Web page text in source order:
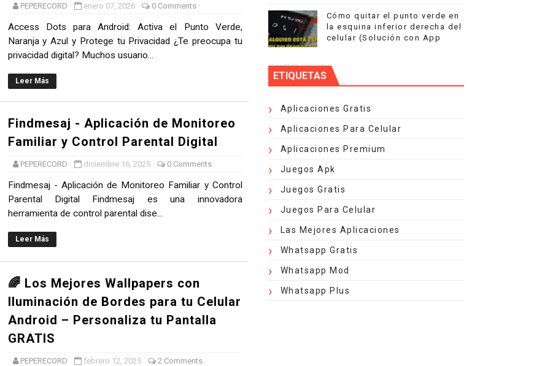
para Android 2026 – ¡Con Mod Menú y Dinero Ilimitado!
de WhatsApp: Privacidad y Herramientas para Empresas
tu Celular Transparente en Android 🚀✨
chatear)
PEPERECORD enero 07, 2026 0 Comments
Access Dots para Android: Activa el Punto Verde,
Naranja y Azul y Protege tu Privacidad ¿Te preocupa tu
privacidad digital? Muchos usuario...
Leer Más
Findmesaj - Aplicación de Monitoreo
Familiar y Control Parental Digital
PEPERECORD diciembre 16, 2025 0 Comments
Findmesaj - Aplicación de Monitoreo Familiar y Control
Parental Digital Findmesaj es una innovadora
herramienta de control parental dise...
Leer Más
🌈 Los Mejores Wallpapers con
Iluminación de Bordes para tu Celular
Android – Personaliza tu Pantalla
GRATIS
PEPERECORD febrero 12, 2025 2 Comments
Cómo quitar el punto verde en
la esquina inferior derecha del
celular (Solución con App
ETIQUETAS
Aplicaciones Gratis
Aplicaciones Para Celular
Aplicaciones Premium
Juegos Apk
Juegos Gratis
Juegos Para Celular
Las Mejores Aplicaciones
Whatsapp Gratis
Whatsapp Mod
Whatsapp Plus